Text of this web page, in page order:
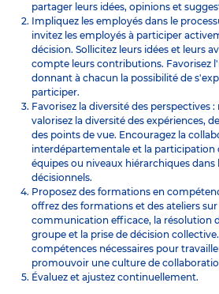
partager leurs idées, opinions et
Impliquez les employés dans le
invitez les employés à participer
décision. Sollicitez leurs idées et leurs
compte leurs contributions. Favorisez
donnant à chacun la possibilité de
participer.
Favorisez la diversité des perspectives :
valorisez la diversité des expériences,
des points de vue. Encouragez la
interdépartementale et la participation
équipes ou niveaux hiérarchiques dans
décisionnels.
Proposez des formations en
offrez des formations et des ateliers
communication efficace, la résolution
groupe et la prise de décision
compétences nécessaires pour
promouvoir une culture de
Évaluez et ajustez continuellement.